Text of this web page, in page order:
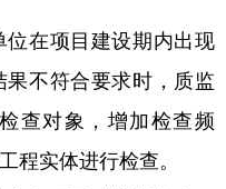
项目建设期内出现
果不符合要求时，质监
查对象，增加检查频
程实体进行检查。